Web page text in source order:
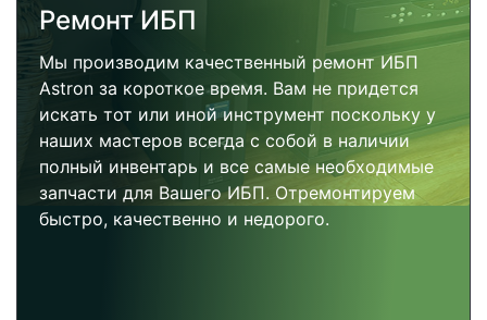
Ремонт ИБП
Мы производим качественный ремонт ИБП
Astron за короткое время. Вам не придется
искать тот или иной инструмент поскольку у
наших мастеров всегда с собой в наличии
полный инвентарь и все самые необходимые
запчасти для Вашего ИБП. Отремонтируем
быстро, качественно и недорого.